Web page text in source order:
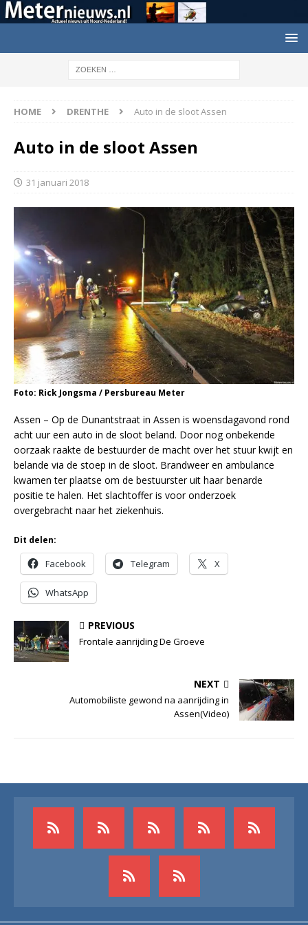
HOME DRENTHE Auto in de sloot Assen
Auto in de sloot Assen
31 januari 2018
Foto: Rick Jongsma / Persbureau Meter
Assen – Op de Dunantstraat in Assen is woensdagavond rond
acht uur een auto in de sloot beland. Door nog onbekende
oorzaak raakte de bestuurder de macht over het stuur kwijt en
belande via de stoep in de sloot. Brandweer en ambulance
kwamen ter plaatse om de bestuurster uit haar benarde
positie te halen. Het slachtoffer is voor onderzoek
overgebracht naar het ziekenhuis.
Dit delen:
Facebook Telegram X
WhatsApp
PREVIOUS
Frontale aanrijding De Groeve
NEXT
Automobiliste gewond na aanrijding in
Assen(Video)